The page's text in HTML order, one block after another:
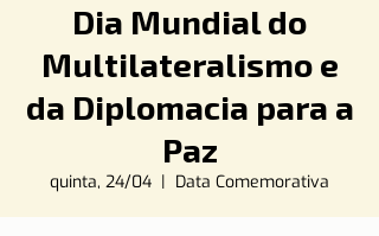
Dia Mundial do
Multilateralismo e
da Diplomacia para a
Paz
quinta, 24/04
  |
Data Comemorativa